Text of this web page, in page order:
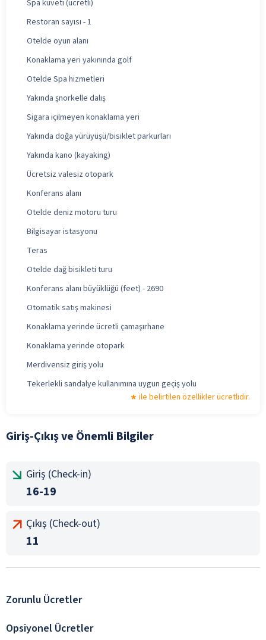
Spa küveti (ücretli)
Restoran sayısı - 1
Otelde oyun alanı
Konaklama yeri yakınında golf
Otelde Spa hizmetleri
Yakında şnorkelle dalış
Sigara içilmeyen konaklama yeri
Yakında doğa yürüyüşü/bisiklet parkurları
Yakında kano (kayaking)
Ücretsiz valesiz otopark
Konferans alanı
Otelde deniz motoru turu
Bilgisayar istasyonu
Teras
Otelde dağ bisikleti turu
Konferans alanı büyüklüğü (feet) - 2690
Otomatik satış makinesi
Konaklama yerinde ücretli çamaşırhane
Konaklama yerinde otopark
Merdivensiz giriş yolu
Tekerlekli sandalye kullanımına uygun geçiş yolu
ile belirtilen özellikler ücretlidir.
Giriş-Çıkış ve Önemli Bilgiler
Giriş (Check-in)
16-19
Çıkış (Check-out)
11
Zorunlu Ücretler
Opsiyonel Ücretler